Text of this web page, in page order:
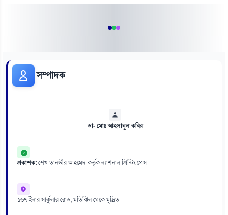
সম্পাদক
ডা. মোঃ আহসানুল কবির
প্রকাশক:শেখ তানভীর আহমেদ কর্তৃক ন্যাশনাল প্রিন্টিং প্রেস
১৬৭ ইনার সার্কুলার রোড, মতিঝিল থেকে মুদ্রিত